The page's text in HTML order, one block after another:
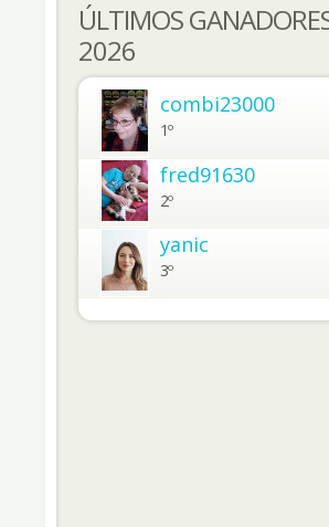
ÚLTIMOS
2026
combi23000
1º
fred91630
2º
yanic
3º